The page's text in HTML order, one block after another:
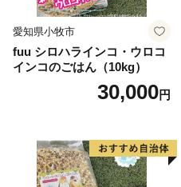
【印南祭り】
印南町を祭り一色に染める
日、日高地方の秋祭りのト
八幡と山口八幡両神社の合
川に飛び込み、祭装束の
川を渡る勇ましい祭り。一
台の屋台と神輿が登場。屋
愛知県小牧市
fuu シロハラインコ・ウロコ
インコのごはん（10kg）
30,000円